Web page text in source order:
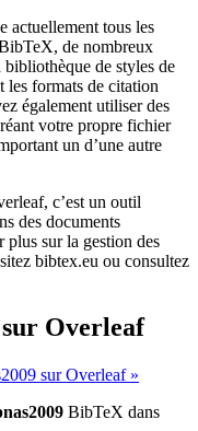
actuellement tous les
de nombreux
de styles de
formats de citation
également utiliser des
votre propre fichier
un d’une autre
c’est un outil
des documents
plus sur la gestion des
bibtex.eu ou consultez
sur Overleaf
sur Overleaf »
BibTeX dans